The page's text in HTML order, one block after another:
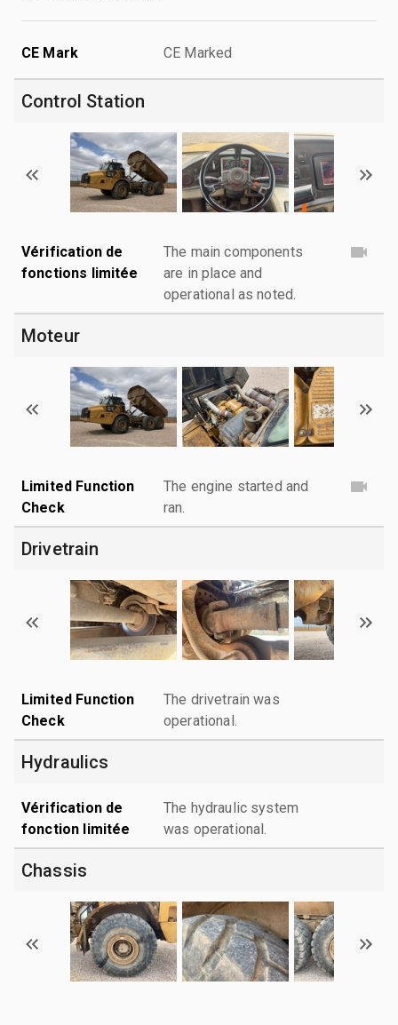
CE Mark CE Marked
Control Station
Vérification de
fonctions limitée
The main components
are in place and
operational as noted.
Moteur
Limited Function
Check
The engine started and
ran.
Drivetrain
Limited Function
Check
The drivetrain was
operational.
Hydraulics
Vérification de
fonction limitée
The hydraulic system
was operational.
Chassis